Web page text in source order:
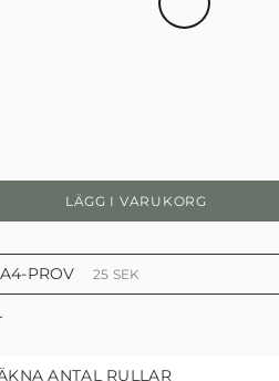
LÄGG I VARUKORG
ANTAL RULLAR
PROV 25 SEK